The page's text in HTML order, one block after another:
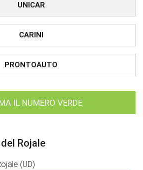
UNICAR
CARINI
PRONTOAUTO
IL NUMERO VERDE
Rojale
(UD)